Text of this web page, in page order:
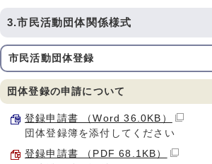
3.市民活動団体関係様式
市民活動団体登録
団体登録の申請について
登録申請書 （Word 36.0KB）
団体登録簿を添付してください
登録申請書 （PDF 68.1KB）